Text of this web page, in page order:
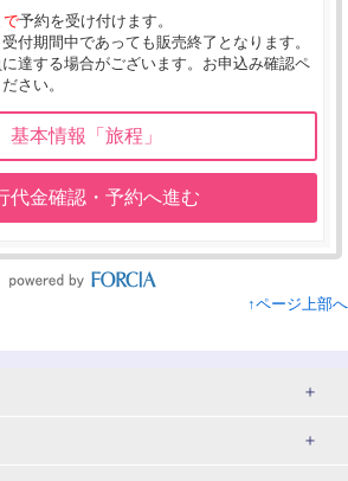
で予約を受け付けます。
付期間中であっても販売終了となります。
達する場合がございます。お申込み確認ペ
さい。
基本情報「旅程」
代金確認・予約へ進む
↑ページ上部へ